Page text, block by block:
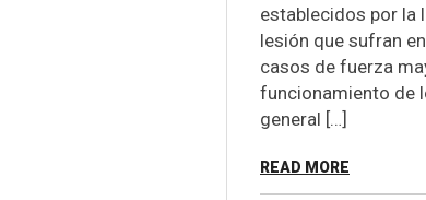
establecidos por la
lesión que sufran
casos de fuerza
funcionamiento de
general […]
READ MORE